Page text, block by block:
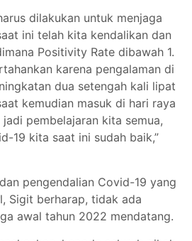
dilakukan untuk menjaga
ini telah kita kendalikan dan
Positivity Rate dibawah 1.
karena pengalaman di
dua setengah kali lipat
kemudian masuk di hari raya
pembelajaran kita semua,
19 kita saat ini sudah baik,”
pengendalian Covid-19 yang
Sigit berharap, tidak ada
awal tahun 2022 mendatang.